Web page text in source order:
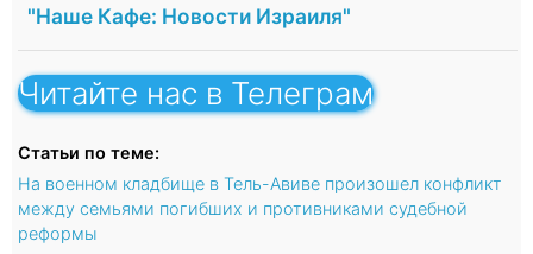
"Наше Кафе: Новости Израиля"
Читайте нас в Телеграм
Статьи по теме:
На военном кладбище в Тель-Авиве произошел конфликт
между семьями погибших и противниками судебной
реформы